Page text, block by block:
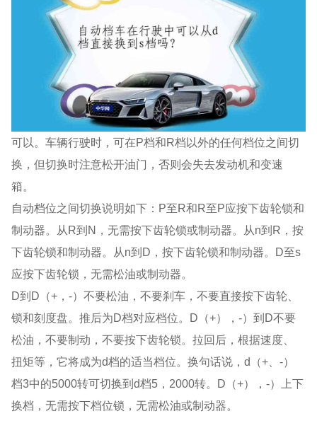
可以。车辆行驶时，可在P档和R档以外的任何档位之间切
换，但切换时注意松开油门，否则会失去发动机和变速
箱。
自动档位之间切换说明如下：P至R和R至P应按下齿轮锁和
制动器。从R到N，无需按下齿轮锁或制动器。从n到R，按
下齿轮锁和制动器。从n到D，按下齿轮锁和制动器。D至s
应按下齿轮锁，无需松油或制动器。
D到D（+，-）不要松油，不要刹车，不要直接按下齿轮、
锁和刻度盘。推后为D档对应档位。D（+），-）到D不要
松油，不要制动，不要按下齿轮锁。拉回后，根据速度、
扭矩等，它将成为d档的适当档位。换句话说，d（+、-）
档3中的5000转可切换到d档5，2000转。D（+），-）上下
换档，无需按下档位锁，无需松油或制动器。